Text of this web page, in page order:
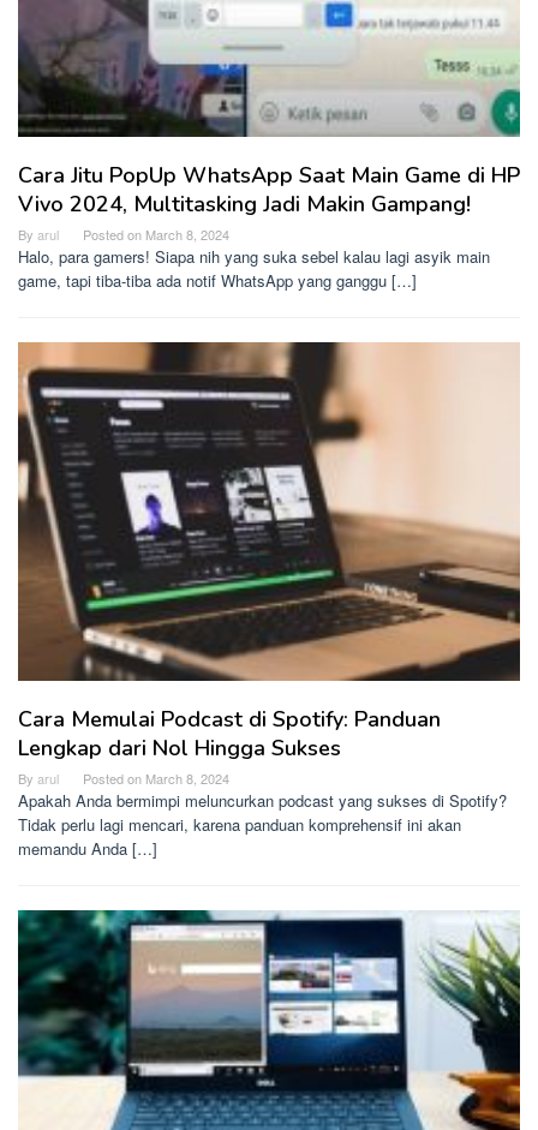
Cara Jitu PopUp WhatsApp Saat Main Game di HP
Vivo 2024, Multitasking Jadi Makin Gampang!
By arul Posted on March 8, 2024
Halo, para gamers! Siapa nih yang suka sebel kalau lagi asyik main
game, tapi tiba-tiba ada notif WhatsApp yang ganggu […]
Cara Memulai Podcast di Spotify: Panduan
Lengkap dari Nol Hingga Sukses
By arul Posted on March 8, 2024
Apakah Anda bermimpi meluncurkan podcast yang sukses di Spotify?
Tidak perlu lagi mencari, karena panduan komprehensif ini akan
memandu Anda […]